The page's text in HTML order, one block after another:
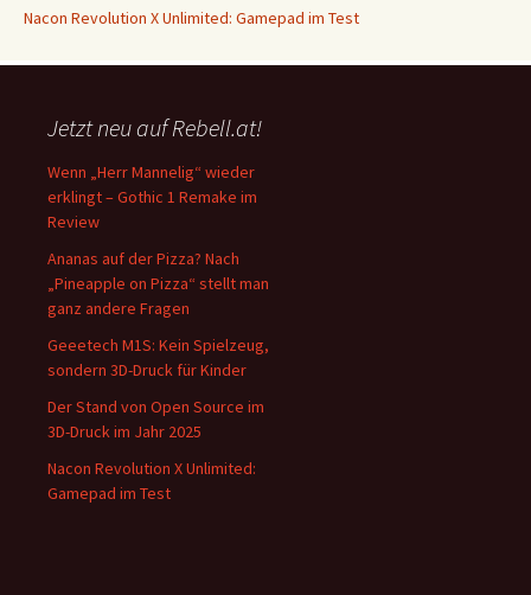
Nacon Revolution X Unlimited: Gamepad im Test
Jetzt neu auf Rebell.at!
Wenn „Herr Mannelig“ wieder
erklingt – Gothic 1 Remake im
Review
Ananas auf der Pizza? Nach
„Pineapple on Pizza“ stellt man
ganz andere Fragen
Geeetech M1S: Kein Spielzeug,
sondern 3D-Druck für Kinder
Der Stand von Open Source im
3D-Druck im Jahr 2025
Nacon Revolution X Unlimited:
Gamepad im Test